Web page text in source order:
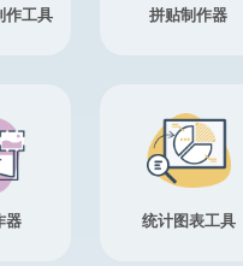
作工具 拼贴制作器
器 统计图表工具